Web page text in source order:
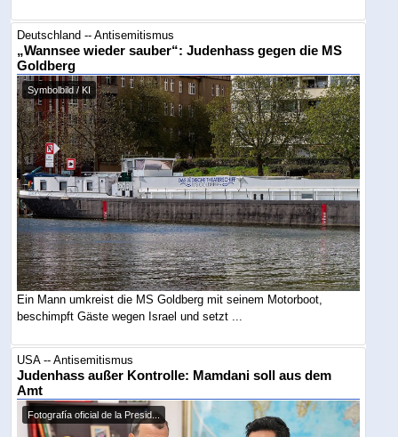
Deutschland -- Antisemitismus
„Wannsee wieder sauber“: Judenhass gegen die MS
Goldberg
Symbolbild / KI
Ein Mann umkreist die MS Goldberg mit seinem Motorboot,
beschimpft Gäste wegen Israel und setzt ...
USA -- Antisemitismus
Judenhass außer Kontrolle: Mamdani soll aus dem
Amt
Fotografía oficial de la Presid...